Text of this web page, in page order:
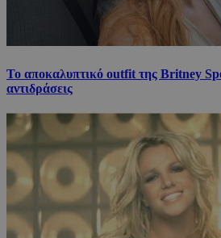
Το αποκαλυπτικό outfit της Britney
αντιδράσεις